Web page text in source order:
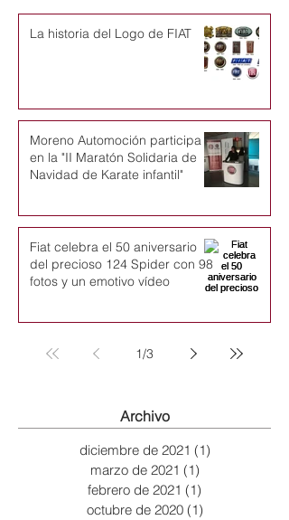
La historia del Logo de FIAT
Moreno Automoción participa
en la "II Maratón Solidaria de
Navidad de Karate infantil"
Fiat celebra el 50 aniversario
del precioso 124 Spider con 98
fotos y un emotivo vídeo
1/3
Archivo
diciembre de 2021 (1)1 entrada
marzo de 2021 (1)1 entrada
febrero de 2021 (1)
octubre de 2020 (1)1 entrada